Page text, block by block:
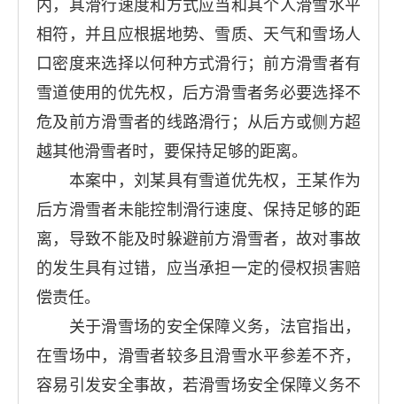
内，其滑行速度和方式应当和其个人滑雪水平
相符，并且应根据地势、雪质、天气和雪场人
口密度来选择以何种方式滑行；前方滑雪者有
雪道使用的优先权，后方滑雪者务必要选择不
危及前方滑雪者的线路滑行；从后方或侧方超
越其他滑雪者时，要保持足够的距离。
本案中，刘某具有雪道优先权，王某作为
后方滑雪者未能控制滑行速度、保持足够的距
离，导致不能及时躲避前方滑雪者，故对事故
的发生具有过错，应当承担一定的侵权损害赔
偿责任。
关于滑雪场的安全保障义务，法官指出，
在雪场中，滑雪者较多且滑雪水平参差不齐，
容易引发安全事故，若滑雪场安全保障义务不